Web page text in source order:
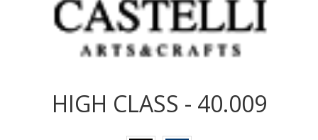
HIGH CLASS - 40.009